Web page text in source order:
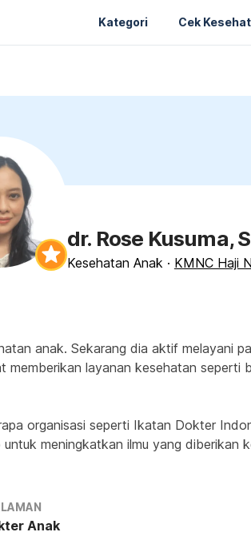
Kategori Cek
dr. Rose Kusuma,
Kesehatan Anak · KMNC Haji
anak. Sekarang dia aktif melayani
memberikan layanan kesehatan seperti
organisasi seperti Ikatan Dokter
meningkatkan ilmu yang diberikan
Anak